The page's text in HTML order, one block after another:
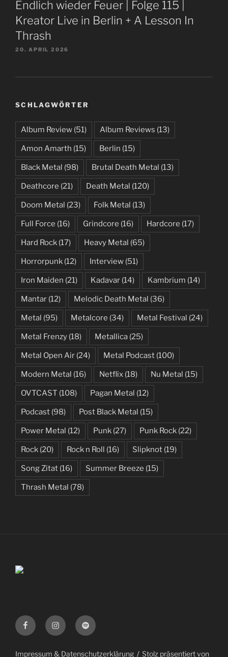
Endlich wieder Feuer | Folge 115 |
Kreator Live in Berlin + A Lesson In
Thrash
20. APRIL 2026
SCHLAGWÖRTER
Album Review (51) Album Reviews (13)
Amon Amarth (15) Berlin (15)
Black Metal (98) Brutal Death Metal (13)
Deathcore (21) Death Metal (120)
Doom Metal (23) Folk Metal (13)
Full Force (16) Grindcore (16) Hardcore (17)
Hard Rock (17) Heavy Metal (65)
Horrorpunk (12) Interview (51)
Iron Maiden (21) Kadavar (14) Kambrium (14)
Mantar (12) Melodic Death Metal (36)
Metal (95) Metalcore (34) Metal Festival (24)
Metal Frenzy (18) Metallica (25)
Metal Open Air (24) Metal Podcast (100)
Modern Metal (16) Netflix (18) Nu Metal (15)
OVTCAST (108) Pagan Metal (12)
Podcast (98) Post Black Metal (15)
Power Metal (12) Punk (27) Punk Rock (22)
Rock (20) Rock n Roll (16) Slipknot (19)
Song Zitat (16) Summer Breeze (15)
Thrash Metal (78)
FacebookInstagramSpotify
Impressum & Datenschutzerklärung Stolz präsentiert von